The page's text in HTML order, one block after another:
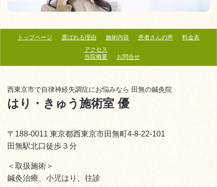
トップページ 選ばれる理由 施術内容 患者さんの声
料金表
アクセス
当院概要
お問合せ
西東京市で自律神経失調症にお悩みなら 田無の鍼灸院
はり・きゅう施術室 優
〒188-0011 東京都西東京市田無町4-8-22-101
田無駅北口徒歩３分
＜取扱施術＞
鍼灸治療、小児はり、往診